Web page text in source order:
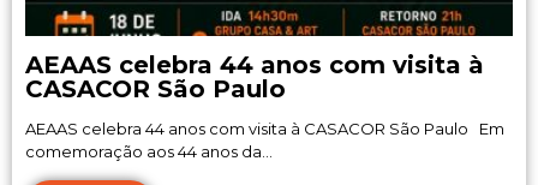
AEAAS celebra 44 anos com visita à
CASACOR São Paulo
AEAAS celebra 44 anos com visita à CASACOR São Paulo Em
comemoração aos 44 anos da...